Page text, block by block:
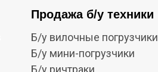
Продажа б/у техники
Б/у вилочные погрузчики
Б/у мини-погрузчики
Б/у ричтраки